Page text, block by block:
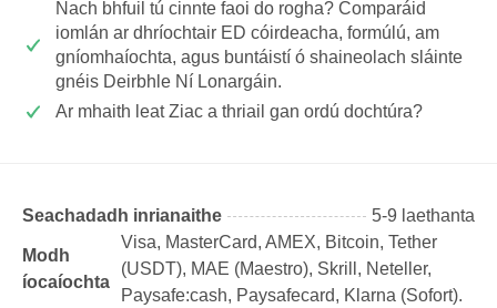
Nach bhfuil tú cinnte faoi do rogha? Comparáid
iomlán ar dhríochtair ED cóirdeacha, formúlú, am
gníomhaíochta, agus buntáistí ó shaineolach sláinte
gnéis Deirbhle Ní Lonargáin.
Ar mhaith leat Ziac a thriail gan ordú dochtúra?
Seachadadh inrianaithe 5-9 laethanta
Modh
íocaíochta
Visa, MasterCard, AMEX, Bitcoin, Tether
(USDТ), MAE (Maestro), Skrill, Neteller,
Paysafe:cash, Paysafecard, Klarna (Sofort).